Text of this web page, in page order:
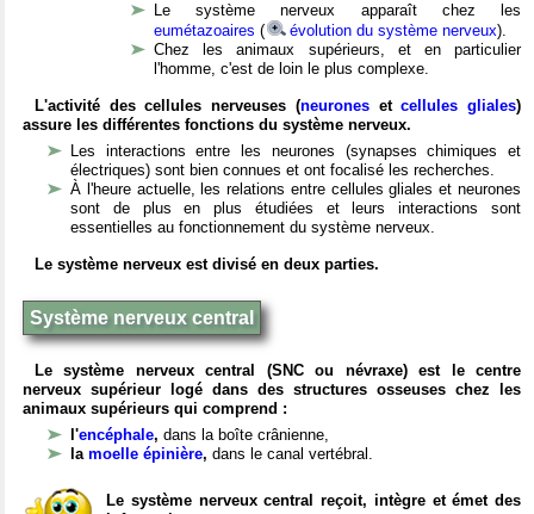
Le système nerveux apparaît chez les
eumétazoaires ( évolution du système nerveux).
Chez les animaux supérieurs, et en particulier
l'homme, c'est de loin le plus complexe.
L'activité des cellules nerveuses (neuronesetcellules gliales)
assure les différentes fonctions du système nerveux.
Les interactions entre les neurones (synapses chimiques et
électriques) sont bien connues et ont focalisé les recherches.
À l'heure actuelle, les relations entre cellules gliales et neurones
sont de plus en plus étudiées et leurs interactions sont
essentielles au fonctionnement du système nerveux.
Le système nerveux est divisé en deux parties.
Système nerveux central
Le système nerveux central (SNC ou névraxe) est le centre
nerveux supérieur logé dans des structures osseuses chez les
animaux supérieurs qui comprend :
l'encéphale, dans la boîte crânienne,
la moelle épinière, dans le canal vertébral.
Le système nerveux central reçoit, intègre et émet des